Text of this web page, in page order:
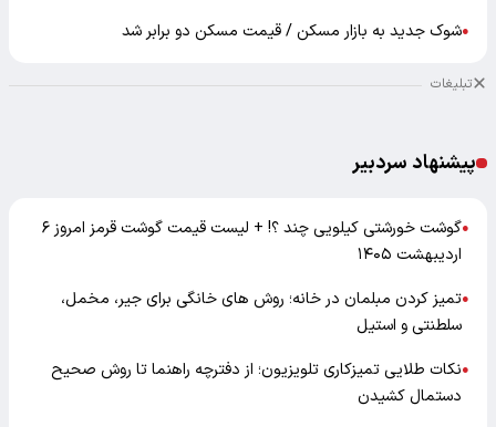
●شوک جدید به بازار مسکن / قیمت مسکن دو برابر شد
تبلیغات
پیشنهاد سردبیر
●
گوشت خورشتی کیلویی چند ؟! + لیست قیمت گوشت قرمز امروز ۶
اردیبهشت ۱۴۰۵
●تمیز کردن مبلمان در خانه؛ روش های خانگی برای جیر، مخمل،
سلطنتی و استیل
●نکات طلایی تمیزکاری تلویزیون؛ از دفترچه راهنما تا روش صحیح
دستمال کشیدن